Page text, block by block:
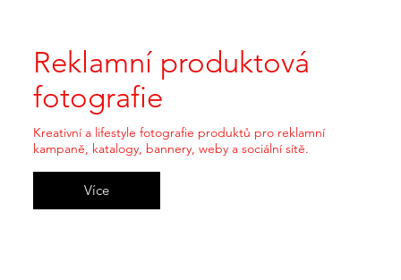
Reklamní produktová
fotografie
Kreativní a lifestyle fotografie produktů pro reklamní
kampaně, katalogy, bannery, weby a sociální sítě.
Více